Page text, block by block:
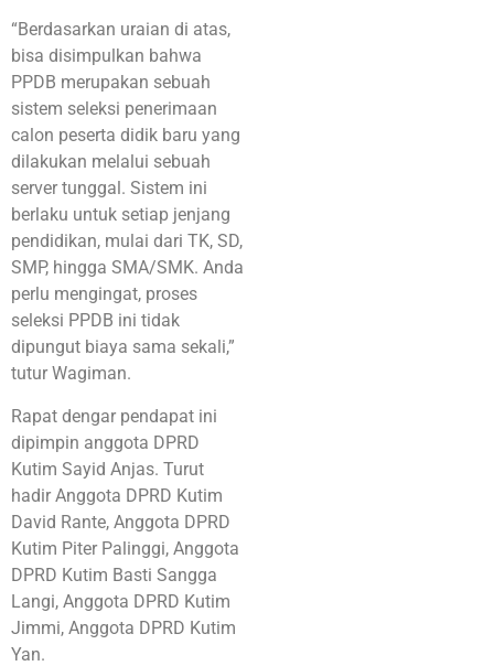
“Berdasarkan uraian di atas,
bisa disimpulkan bahwa
PPDB merupakan sebuah
sistem seleksi penerimaan
calon peserta didik baru yang
dilakukan melalui sebuah
server tunggal. Sistem ini
berlaku untuk setiap jenjang
pendidikan, mulai dari TK, SD,
SMP, hingga SMA/SMK. Anda
perlu mengingat, proses
seleksi PPDB ini tidak
dipungut biaya sama sekali,”
tutur Wagiman.
Rapat dengar pendapat ini
dipimpin anggota DPRD
Kutim Sayid Anjas. Turut
hadir Anggota DPRD Kutim
David Rante, Anggota DPRD
Kutim Piter Palinggi, Anggota
DPRD Kutim Basti Sangga
Langi, Anggota DPRD Kutim
Jimmi, Anggota DPRD Kutim
Yan.